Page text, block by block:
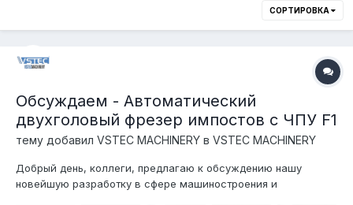
СОРТИРОВКА
Обсуждаем - Автоматический
двухголовый фрезер импостов с ЧПУ F1
тему добавил VSTEC MACHINERY в VSTEC MACHINERY
Добрый день, коллеги, предлагаю к обсуждению нашу
новейшую разработку в сфере машиностроения и